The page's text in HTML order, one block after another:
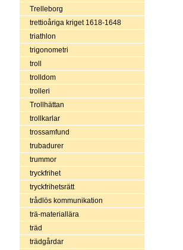
Trelleborg
trettioåriga kriget 1618-1648
triathlon
trigonometri
troll
trolldom
trolleri
Trollhättan
trollkarlar
trossamfund
trubadurer
trummor
tryckfrihet
tryckfrihetsrätt
trådlös kommunikation
trä-materiallära
träd
trädgårdar